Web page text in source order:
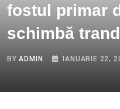
fostul primar
schimbă
BYADMIN IANUARIE 22,